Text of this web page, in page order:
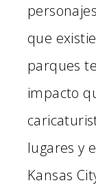
que
parques
impacto
lugares y
Kansas